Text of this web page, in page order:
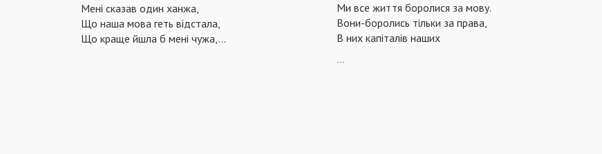
Мені сказав один ханжа,
Що наша мова геть відстала,
Що краще йшла б мені чужа,...
Ми все життя боролися за мову.
Вони-боролись тільки за права,
В них капіталів наших
...